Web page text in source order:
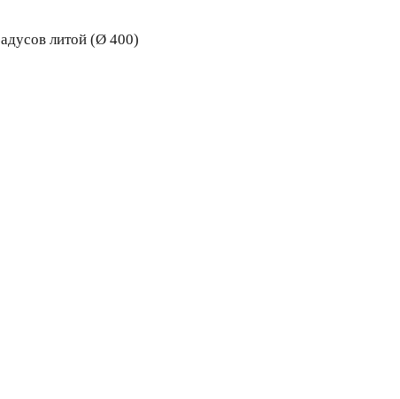
литой (Ø 400)